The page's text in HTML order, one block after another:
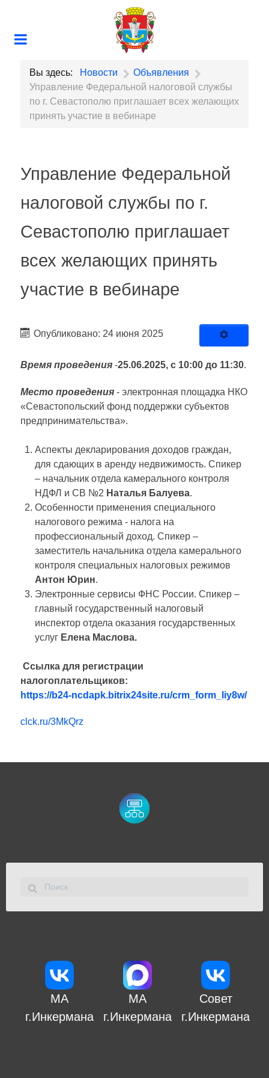
Вы здесь: Новости
Объявления
Управление Федеральной налоговой службы
по г. Севастополю приглашает всех желающих
принять участие в вебинаре
Управление Федеральной
налоговой службы по г.
Севастополю приглашает
всех желающих принять
участие в вебинаре
Опубликовано: 24 июня 2025
Время проведения -25.06.2025, с 10:00 до 11:30.
Место проведения - электронная площадка НКО
«Севастопольский фонд поддержки субъектов
предпринимательства».
Аспекты декларирования доходов граждан,
для сдающих в аренду недвижимость. Спикер
– начальник отдела камерального контроля
НДФЛ и СВ №2 Наталья Балуева.
Особенности применения специального
налогового режима - налога на
профессиональный доход. Спикер –
заместитель начальника отдела камерального
контроля специальных налоговых режимов
Антон Юрин.
Электронные сервисы ФНС России. Спикер –
главный государственный налоговый
инспектор отдела оказания государственных
услуг Елена Маслова.
Ссылка для регистрации
налогоплательщиков:
https://b24-ncdapk.bitrix24site.ru/crm_form_liy8w/
clck.ru/3MkQrz
МА
г.Инкермана
МА
г.Инкермана
Совет
г.Инкермана